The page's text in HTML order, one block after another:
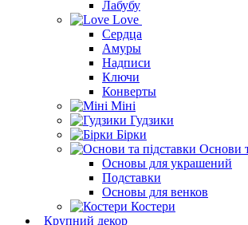
Лабубу
Love
Сердца
Амуры
Надписи
Ключи
Конверты
Міні
Гудзики
Бірки
Основи
Основы для украшений
Подставки
Основы для венков
Костери
Крупний декор